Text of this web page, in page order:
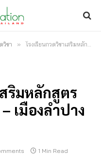
วิชา » โรงเรียนกวดวิชาเสริมหลักสูตรลำปางพัฒนาการ – เมืองลำปาง (ลำปาง)
ริมหลักสูตร
เมืองลำปาง
1 Min Read